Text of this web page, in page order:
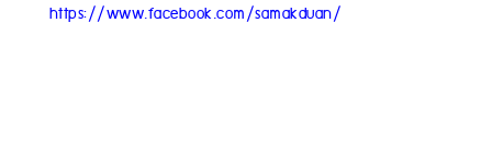
https://www.facebook.com/samakduan/